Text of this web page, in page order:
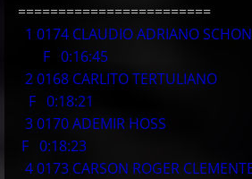
========================
1 0174 CLAUDIO
F 0:16:45
2 0168 CARLITO
F 0:18:21
3 0170 ADEMIR
F 0:18:23
4 0173 CARSON ROGER